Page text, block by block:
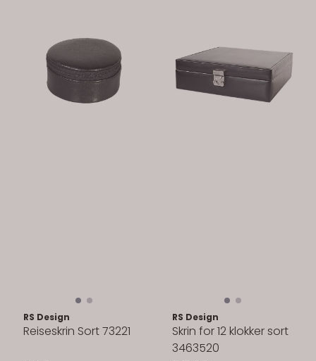
RS Design
Reiseskrin Sort 73221
RS Design
Skrin for 12 klokker sort
3463520